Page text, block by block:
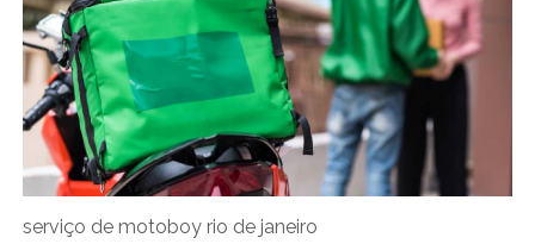
serviço de motoboy rio de janeiro